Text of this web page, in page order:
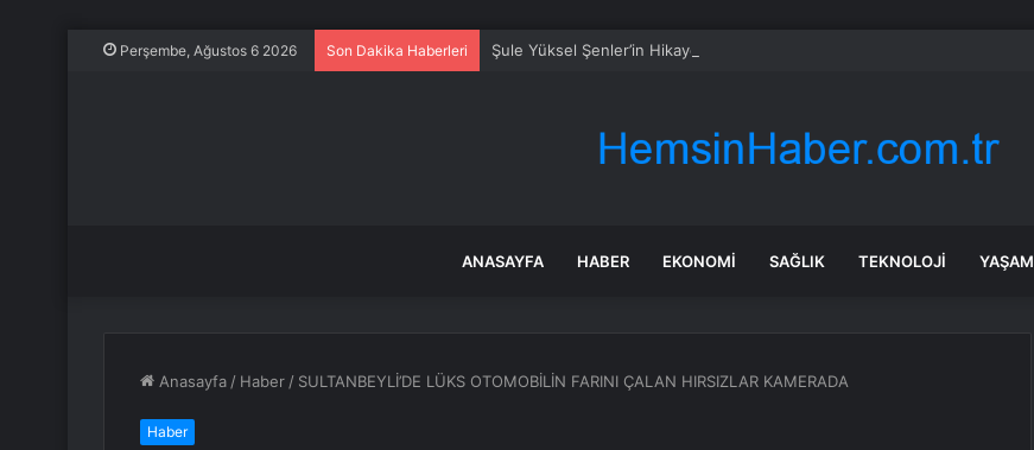
Perşembe, Ağustos 6 2026 Son Dakika Haberleri Şule Yüksel Şenler’in Hikayesi Dizi Oluyor
ANASAYFA HABER EKONOMI SAĞLIK TEKNOLOJI YAŞAM
Anasayfa / Haber / SULTANBEYLİ’DE LÜKS OTOMOBİLİN FARINI ÇALAN HIRSIZLAR KAMERADA
Haber